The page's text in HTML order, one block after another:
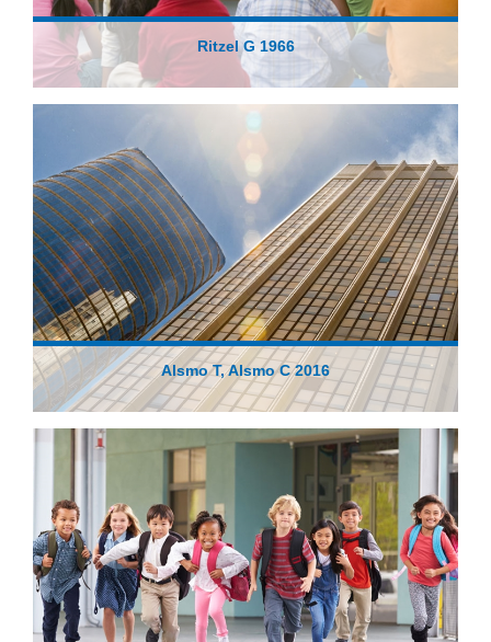
Ritzel G 1966
Alsmo T, Alsmo C 2016